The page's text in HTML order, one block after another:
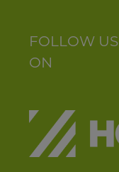
FOLLOW US
ON